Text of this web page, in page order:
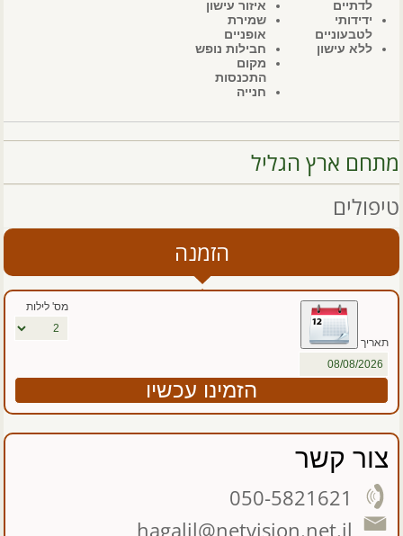
לדתיים
ידידותי
לטבעוניים
ללא עישון
איזור עישון
שמירת
אופניים
חבילות נופש
מקום
התכנסות
חנייה
מתחם ארץ הגליל
טיפולים
הזמנה
תאריך
מס' לילות
צור קשר
050-5821621
hagalil@netvision.net.il